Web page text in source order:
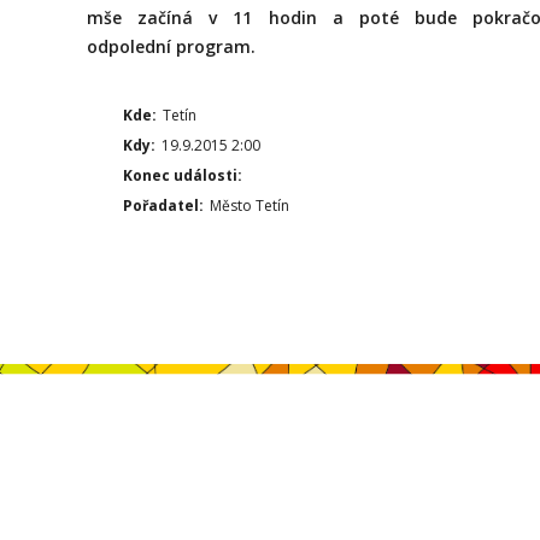
mše začíná v 11 hodin a poté bude
odpolední program.
Kde: Tetín
Kdy: 19.9.2015 2:00
Konec události:
Pořadatel: Město Tetín